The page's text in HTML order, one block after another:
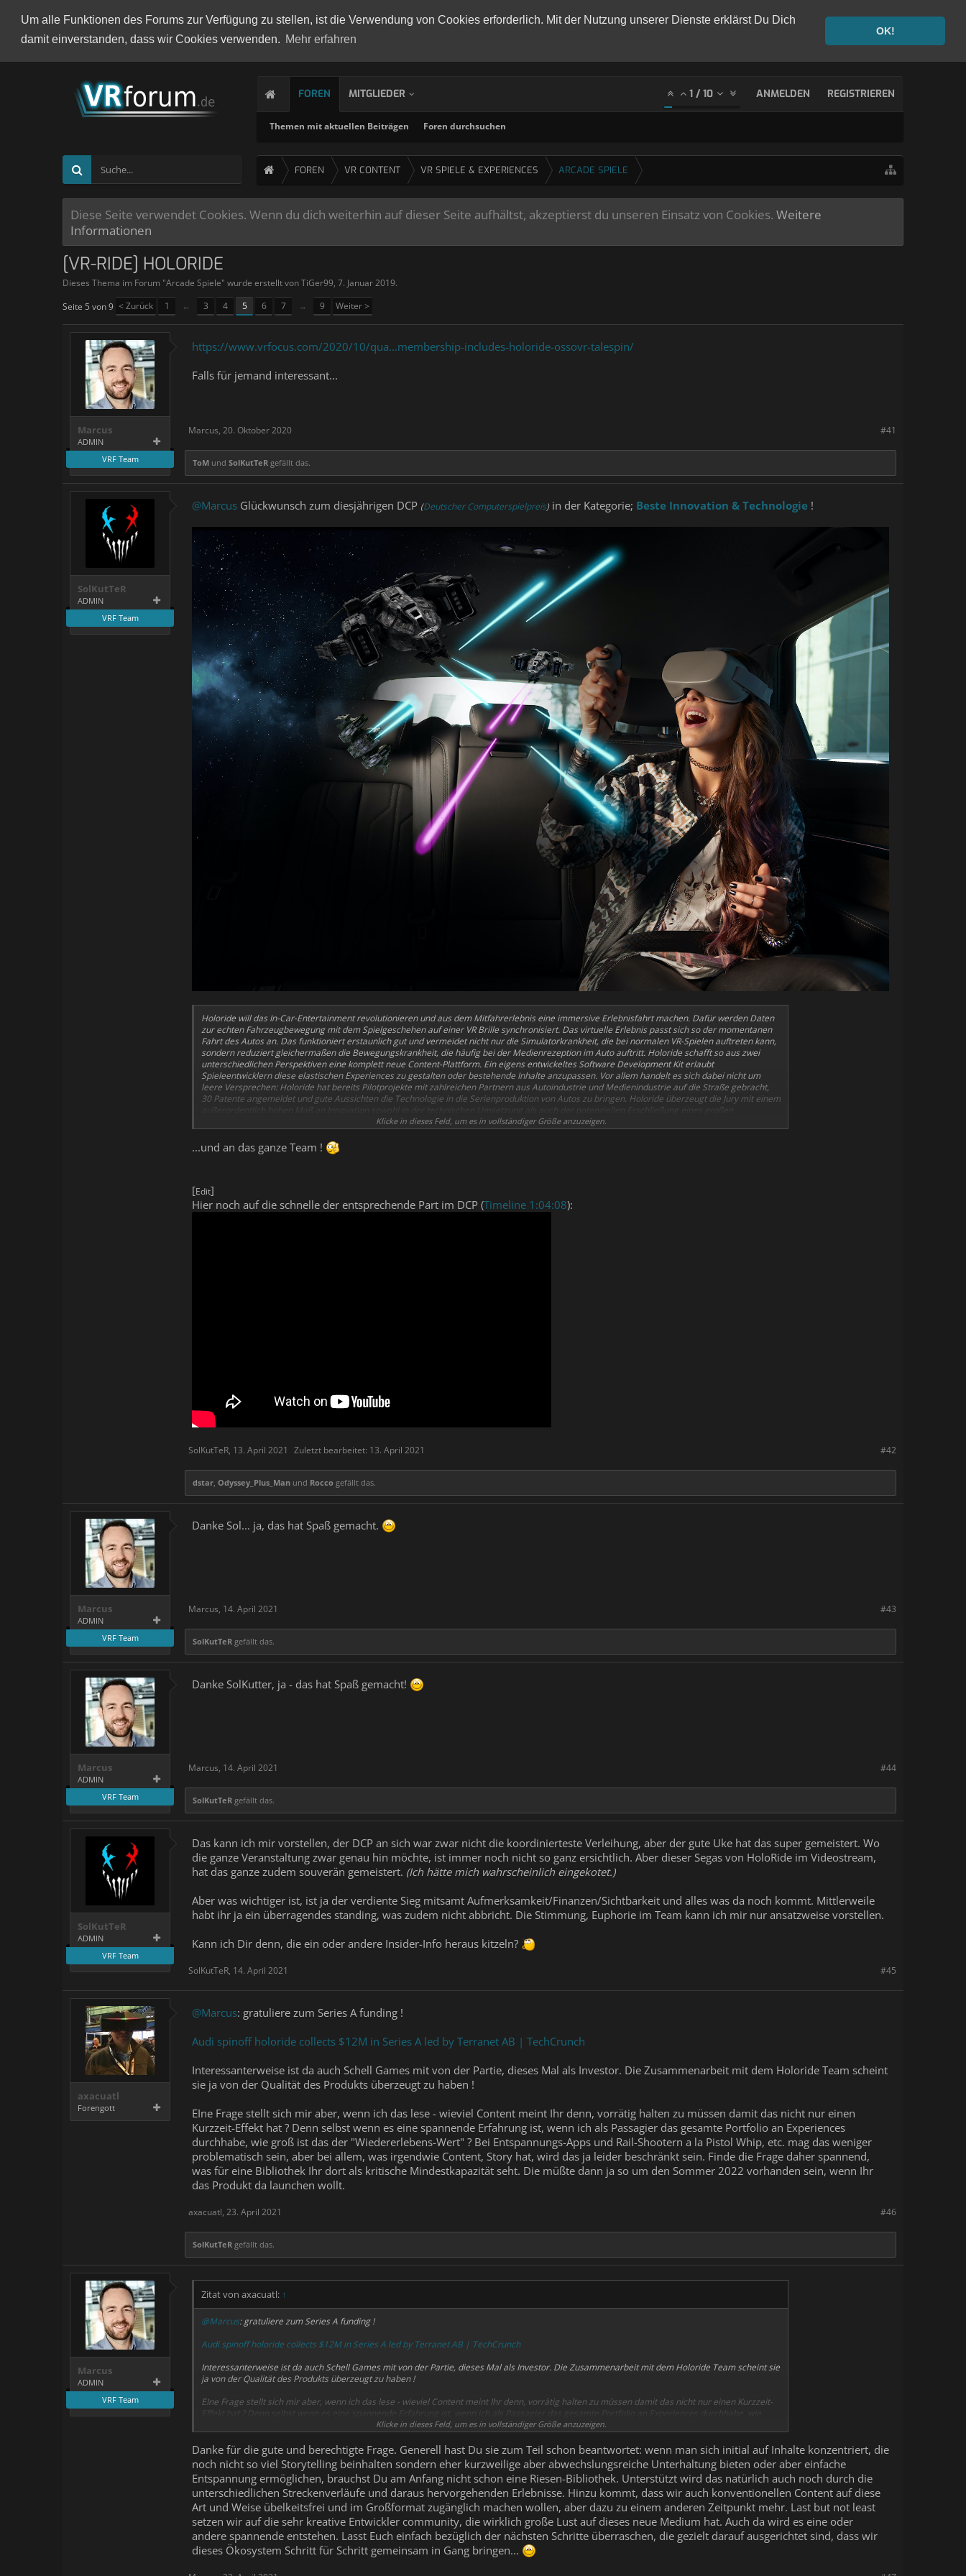
Um alle Funktionen des Forums zur Verfügung zu stellen, ist die Verwendung von Cookies erforderlich. Mit der Nutzung unserer Dienste erklärst Du Dich
damit einverstanden, dass wir Cookies verwenden. Mehr erfahren
OK!
FOREN
Themen mit aktuellen Beiträgen Foren durchsuchen
MITGLIEDER 1 / 10 ANMELDEN REGISTRIEREN
FOREN VR CONTENT VR SPIELE & EXPERIENCES ARCADE SPIELE
Diese Seite verwendet Cookies. Wenn du dich weiterhin auf dieser Seite aufhältst, akzeptierst du unseren Einsatz von Cookies. Weitere
Informationen
[VR-RIDE] HOLORIDE
Dieses Thema im Forum "Arcade Spiele" wurde erstellt vonTiGer99, 7. Januar 2019.
Seite 5 von 9 < Zurück 1 ← 3 4 5 6 7 → 9 Weiter >
Marcus
ADMIN
VRF Team
https://www.vrfocus.com/2020/10/qua...membership-includes-holoride-ossovr-talespin/
Falls für jemand interessant...
#41
Marcus, 20. Oktober 2020
ToM und SolKutTeR gefällt das.
SolKutTeR
ADMIN
VRF Team
@Marcus Glückwunsch zum diesjährigen DCP (Deutscher Computerspielpreis) in der Kategorie; Beste Innovation & Technologie !
Holoride will das In-Car-Entertainment revolutionieren und aus dem Mitfahrerlebnis eine immersive Erlebnisfahrt machen. Dafür werden Daten
zur echten Fahrzeugbewegung mit dem Spielgeschehen auf einer VR Brille synchronisiert. Das virtuelle Erlebnis passt sich so der momentanen
Fahrt des Autos an. Das funktioniert erstaunlich gut und vermeidet nicht nur die Simulatorkrankheit, die bei normalen VR-Spielen auftreten kann,
sondern reduziert gleichermaßen die Bewegungskrankheit, die häufig bei der Medienrezeption im Auto auftritt. Holoride schafft so aus zwei
unterschiedlichen Perspektiven eine komplett neue Content-Plattform. Ein eigens entwickeltes Software Development Kit erlaubt
Spieleentwicklern diese elastischen Experiences zu gestalten oder bestehende Inhalte anzupassen. Vor allem handelt es sich dabei nicht um
leere Versprechen: Holoride hat bereits Pilotprojekte mit zahlreichen Partnern aus Autoindustrie und Medienindustrie auf die Straße gebracht,
30 Patente angemeldet und gute Aussichten die Technologie in die Serienproduktion von Autos zu bringen. Holoride überzeugt die Jury mit einem
außerordentlich hohen Maß an Innovation sowohl in der technischen Umsetzung als auch der potenziellen Erschließung eines großen
Zukunftsmarkts mit Hilfe von Spieletechnologie und Inhalten.Klicke in dieses Feld, um es in vollständiger Größe anzuzeigen.
...und an das ganze Team !
[Edit]
Hier noch auf die schnelle der entsprechende Part im DCP (Timeline 1:04:08):
#42
SolKutTeR, 13. April 2021 Zuletzt bearbeitet: 13. April 2021
dstar Odyssey_Plus_Man und Rocco gefällt das.
Marcus
ADMIN
VRF Team
Danke Sol... ja, das hat Spaß gemacht.
#43
Marcus, 14. April 2021
SolKutTeR gefällt das.
Marcus
ADMIN
VRF Team
Danke SolKutter, ja - das hat Spaß gemacht!
#44
Marcus, 14. April 2021
SolKutTeR gefällt das.
SolKutTeR
ADMIN
VRF Team
Das kann ich mir vorstellen, der DCP an sich war zwar nicht die koordinierteste Verleihung, aber der gute Uke hat das super gemeistert. Wo
die ganze Veranstaltung zwar genau hin möchte, ist immer noch nicht so ganz ersichtlich. Aber dieser Segas von HoloRide im Videostream,
hat das ganze zudem souverän gemeistert. (Ich hätte mich wahrscheinlich eingekotet.)
Aber was wichtiger ist, ist ja der verdiente Sieg mitsamt Aufmerksamkeit/Finanzen/Sichtbarkeit und alles was da noch kommt. Mittlerweile
habt ihr ja ein überragendes standing, was zudem nicht abbricht. Die Stimmung, Euphorie im Team kann ich mir nur ansatzweise vorstellen.
Kann ich Dir denn, die ein oder andere Insider-Info heraus kitzeln?
#45
SolKutTeR, 14. April 2021
axacuatl
Forengott
@Marcus: gratuliere zum Series A funding !
Audi spinoff holoride collects $12M in Series A led by Terranet AB | TechCrunch
Interessanterweise ist da auch Schell Games mit von der Partie, dieses Mal als Investor. Die Zusammenarbeit mit dem Holoride Team scheint
sie ja von der Qualität des Produkts überzeugt zu haben !
EIne Frage stellt sich mir aber, wenn ich das lese - wieviel Content meint Ihr denn, vorrätig halten zu müssen damit das nicht nur einen
Kurzzeit-Effekt hat ? Denn selbst wenn es eine spannende Erfahrung ist, wenn ich als Passagier das gesamte Portfolio an Experiences
durchhabe, wie groß ist das der "Wiedererlebens-Wert" ? Bei Entspannungs-Apps und Rail-Shootern a la Pistol Whip, etc. mag das weniger
problematisch sein, aber bei allem, was irgendwie Content, Story hat, wird das ja leider beschränkt sein. Finde die Frage daher spannend,
was für eine Bibliothek Ihr dort als kritische Mindestkapazität seht. Die müßte dann ja so um den Sommer 2022 vorhanden sein, wenn Ihr
das Produkt da launchen wollt.
#46
axacuatl, 23. April 2021
SolKutTeR gefällt das.
Marcus
ADMIN
VRF Team
Zitat von axacuatl: ↑
@Marcus: gratuliere zum Series A funding !
Audi spinoff holoride collects $12M in Series A led by Terranet AB | TechCrunch
Interessanterweise ist da auch Schell Games mit von der Partie, dieses Mal als Investor. Die Zusammenarbeit mit dem Holoride Team scheint sie
ja von der Qualität des Produkts überzeugt zu haben !
EIne Frage stellt sich mir aber, wenn ich das lese - wieviel Content meint Ihr denn, vorrätig halten zu müssen damit das nicht nur einen Kurzzeit-
Effekt hat ? Denn selbst wenn es eine spannende Erfahrung ist, wenn ich als Passagier das gesamte Portfolio an Experiences durchhabe, wie
groß ist das der "Wiedererlebens-Wert" ? Bei Entspannungs-Apps und Rail-Shootern a la Pistol Whip, etc. mag das weniger problematisch sein,
aber bei allem, was irgendwie Content, Story hat, wird das ja leider beschränkt sein. Finde die Frage daher spannend, was für eine Bibliothek Ihr
dort als kritische Mindestkapazität seht. Die müßte dann ja so um den Sommer 2022 vorhanden sein, wenn Ihr das Produkt da launchen wollt.
Klicke in dieses Feld, um es in vollständiger Größe anzuzeigen.
Danke für die gute und berechtigte Frage. Generell hast Du sie zum Teil schon beantwortet: wenn man sich initial auf Inhalte konzentriert, die
noch nicht so viel Storytelling beinhalten sondern eher kurzweilige aber abwechslungsreiche Unterhaltung bieten oder aber einfache
Entspannung ermöglichen, brauchst Du am Anfang nicht schon eine Riesen-Bibliothek. Unterstützt wird das natürlich auch noch durch die
unterschiedlichen Streckenverläufe und daraus hervorgehenden Erlebnisse. Hinzu kommt, dass wir auch konventionellen Content auf diese
Art und Weise übelkeitsfrei und im Großformat zugänglich machen wollen, aber dazu zu einem anderen Zeitpunkt mehr. Last but not least
setzen wir auf die sehr kreative Entwickler community, die wirklich große Lust auf dieses neue Medium hat. Auch da wird es eine oder
andere spannende entstehen. Lasst Euch einfach bezüglich der nächsten Schritte überraschen, die gezielt darauf ausgerichtet sind, dass wir
dieses Ökosystem Schritt für Schritt gemeinsam in Gang bringen...